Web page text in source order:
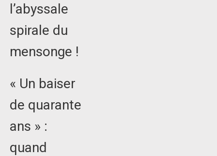
l’abyssale
spirale du
mensonge !
« Un baiser
de quarante
ans » :
quand